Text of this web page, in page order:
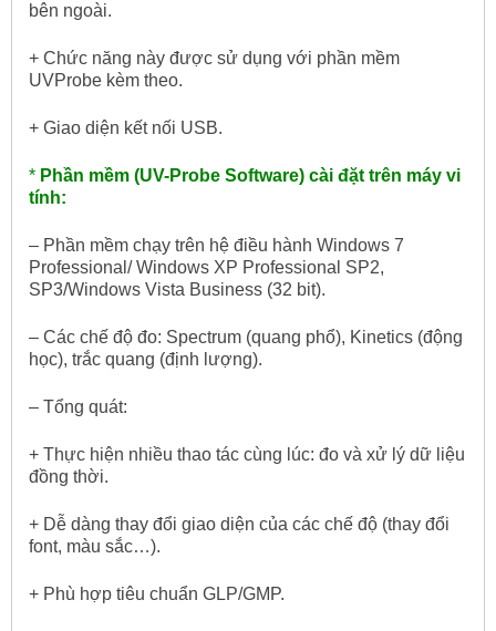
bên ngoài.
+ Chức năng này được sử dụng với phần mềm
UVProbe kèm theo.
+ Giao diện kết nối USB.
* Phần mềm (UV-Probe Software) cài đặt trên máy vi
tính:
– Phần mềm chạy trên hệ điều hành Windows 7
Professional/ Windows XP Professional SP2,
SP3/Windows Vista Business (32 bit).
– Các chế độ đo: Spectrum (quang phổ), Kinetics (động
học), trắc quang (định lượng).
– Tổng quát:
+ Thực hiện nhiều thao tác cùng lúc: đo và xử lý dữ liệu
đồng thời.
+ Dễ dàng thay đổi giao diện của các chế độ (thay đổi
font, màu sắc…).
+ Phù hợp tiêu chuẩn GLP/GMP.